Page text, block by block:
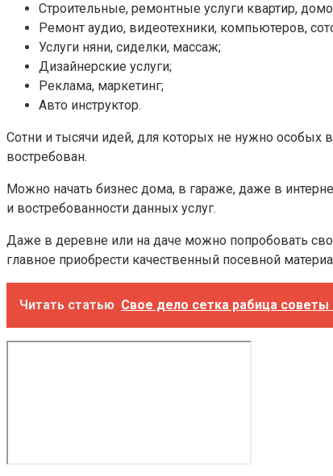
Строительные, ремонтные услуги квартир,
Ремонт аудио, видеотехники, компьютеров,
Услуги няни, сиделки, массаж;
Дизайнерские услуги;
Реклама, маркетинг;
Авто инструктор.
Сотни и тысячи идей, для которых не нужно особых
востребован.
Можно начать бизнес дома, в гараже, даже в
и востребованности данных услуг.
Даже в деревне или на даче можно попробовать
главное приобрести качественный посевной
Читать статью Свое дело сетка рабица